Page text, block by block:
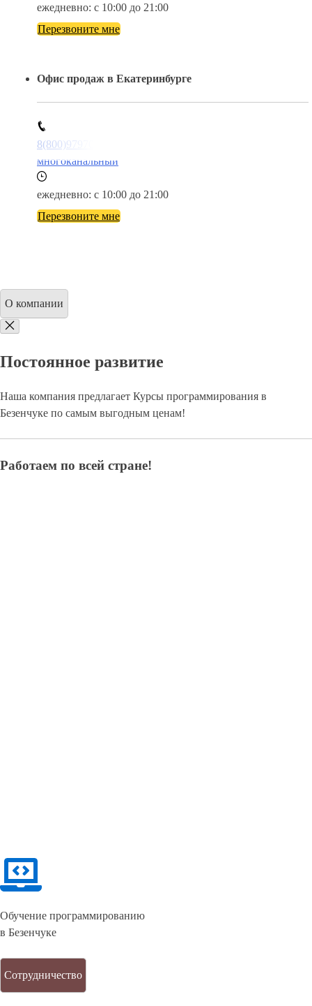
ежедневно: с 10:00 до 21:00
Перезвоните мне
Офис продаж в Екатеринбурге
8(800)9797043
многоканальный
ежедневно: с 10:00 до 21:00
Перезвоните мне
О компании
Постоянное развитие
Наша компания предлагает Курсы программирования в
Безенчуке по самым выгодным ценам!
Работаем по всей стране!
Обучение программированию
в Безенчуке
Сотрудничество